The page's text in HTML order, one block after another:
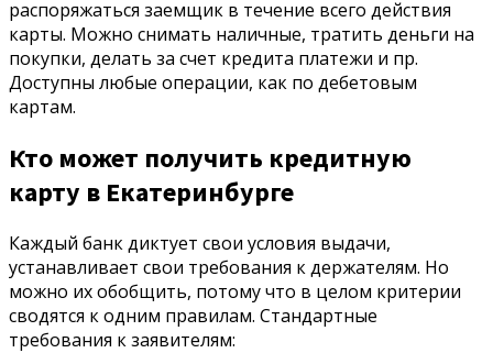
распоряжаться заемщик в течение всего действия
карты. Можно снимать наличные, тратить деньги на
покупки, делать за счет кредита платежи и пр.
Доступны любые операции, как по дебетовым
картам.
Кто может получить кредитную
карту в Екатеринбурге
Каждый банк диктует свои условия выдачи,
устанавливает свои требования к держателям. Но
можно их обобщить, потому что в целом критерии
сводятся к одним правилам. Стандартные
требования к заявителям: